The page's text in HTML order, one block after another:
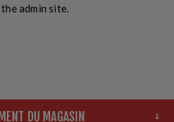
admin site.
DU MAGASIN